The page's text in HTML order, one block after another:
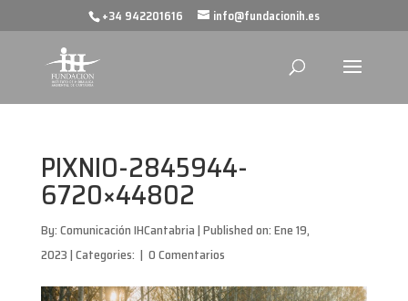
+34 942201616 info@fundacionih.es
PIXNIO-2845944-
6720×44802
By:Comunicación IHCantabria|Published on: Ene 19,
2023|Categories: | 0 Comentarios